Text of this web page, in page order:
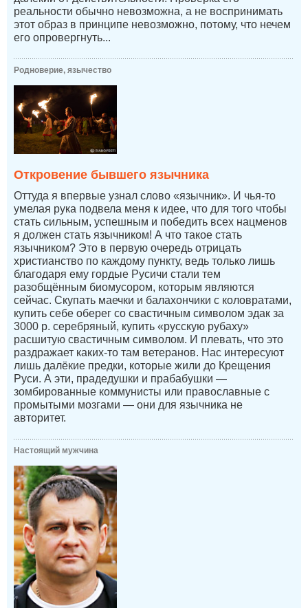
реальности обычно невозможна, а не воспринимать
этот образ в принципе невозможно, потому, что нечем
его опровергнуть...
Родноверие, язычество
Откровение бывшего язычника
Оттуда я впервые узнал слово «язычник». И чья-то
умелая рука подвела меня к идее, что для того чтобы
стать сильным, успешным и победить всех нацменов
я должен стать язычником! А что такое стать
язычником? Это в первую очередь отрицать
христианство по каждому пункту, ведь только лишь
благодаря ему гордые Русичи стали тем
разобщённым биомусором, которым являются
сейчас. Скупать маечки и балахончики с коловратами,
купить себе оберег со свастичным символом эдак за
3000 р. серебряный, купить «русскую рубаху»
расшитую свастичным символом. И плевать, что это
раздражает каких-то там ветеранов. Нас интересуют
лишь далёкие предки, которые жили до Крещения
Руси. А эти, прадедушки и прабабушки —
зомбированные коммунисты или православные с
промытыми мозгами — они для язычника не
авторитет.
Настоящий мужчина